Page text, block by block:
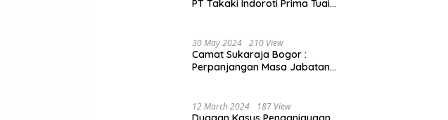
PT Takaki Indoroti Prima Tuai
30 May 2024 210 View
Camat Sukaraja Bogor :
Perpanjangan Masa Jabatan
yang Besar
12 March 2024 187 View